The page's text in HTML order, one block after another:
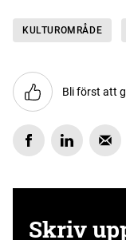
KULTUROMRÅDE
Bli först att
Skriv